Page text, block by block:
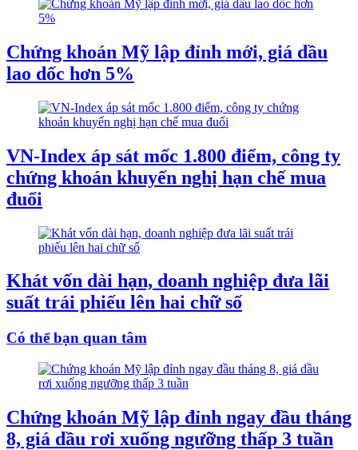
Chứng khoán Mỹ lập đỉnh mới, giá dầu
lao dốc hơn 5%
VN-Index áp sát mốc 1.800 điểm, công ty
chứng khoán khuyến nghị hạn chế mua
đuổi
Khát vốn dài hạn, doanh nghiệp đưa lãi
suất trái phiếu lên hai chữ số
Có thể bạn quan tâm
Chứng khoán Mỹ lập đỉnh ngay đầu tháng
8, giá dầu rơi xuống ngưỡng thấp 3 tuần